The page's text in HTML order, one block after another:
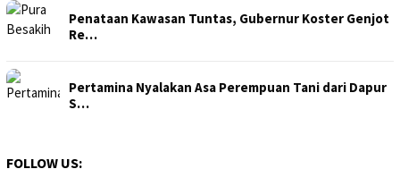
Penataan Kawasan Tuntas, Gubernur Koster Genjot
Re…
Pertamina Nyalakan Asa Perempuan Tani dari Dapur
S…
FOLLOW US: